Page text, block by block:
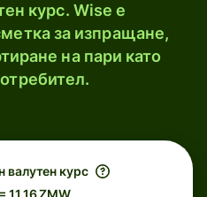
курс. Wise е
за изпращане,
на пари като
валутен курс
11,16 ZMW